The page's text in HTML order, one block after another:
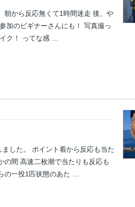
朝から反応無くて1時間迷走 後、や
加のビギナーさんにも！ 写真撮っ
ク！ ってな感 …
した。 ポイント着から反応も当た
の間 高速二枚潮で当たりも反応も
の一投1匹状態のあた …